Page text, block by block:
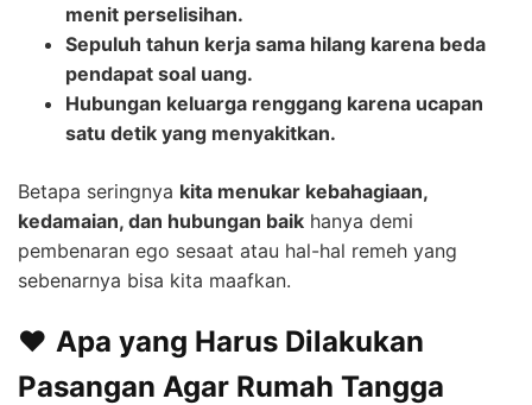
menit perselisihan.
Sepuluh tahun kerja sama hilang karena beda
pendapat soal uang.
Hubungan keluarga renggang karena ucapan
satu detik yang menyakitkan.
Betapa seringnya kita menukar kebahagiaan,
kedamaian, dan hubungan baik hanya demi
pembenaran ego sesaat atau hal-hal remeh yang
sebenarnya bisa kita maafkan.
❤️ Apa yang Harus Dilakukan
Pasangan Agar Rumah Tangga